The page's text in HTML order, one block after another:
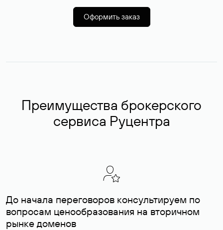
Оформить заказ
Преимущества брокерского
сервиса Руцентра
До начала переговоров консультируем по
вопросам ценообразования на вторичном
рынке доменов